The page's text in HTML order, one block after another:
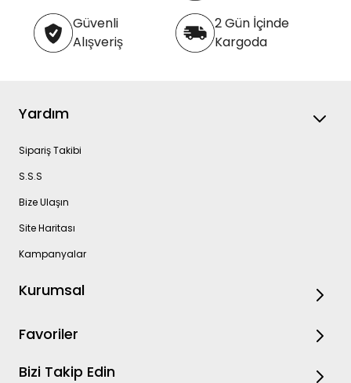
Güvenli
Alışveriş
2 Gün İçinde
Kargoda
Yardım
Sipariş Takibi
S.S.S
Bize Ulaşın
Site Haritası
Kampanyalar
Kurumsal
Favoriler
Bizi Takip Edin